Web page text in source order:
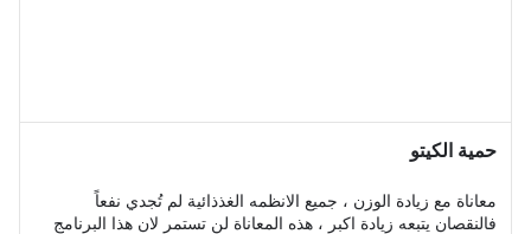
حمية الكيتو
معاناة مع زيادة الوزن ، جميع الانظمه الغذذائية لم تُجدي نفعاً
فالنقصان يتبعه زيادة اكبر ، هذه المعاناة لن تستمر لان هذا البرنامج